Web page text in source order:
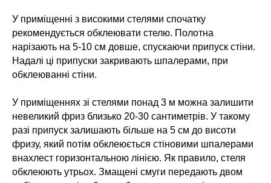
У приміщенні з високими стелями спочатку
рекомендується обклеювати стелю. Полотна
нарізають на 5-10 см довше, спускаючи припуск стіни.
Надалі ці припуски закривають шпалерами, при
обклеюванні стіни.
У приміщеннях зі стелями понад 3 м можна залишити
невеликий фриз близько 20-30 сантиметрів. У такому
разі припуск залишають більше на 5 см до висоти
фризу, який потім обклеюється стіновими шпалерами
внахлест горизонтальною лінією. Як правило, стеля
обклеюють утрьох. Змащені смуги передають двом